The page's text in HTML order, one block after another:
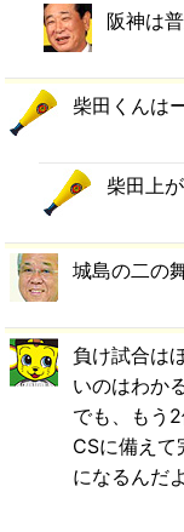
阪神は
柴田くんは
柴田上
城島の二の
負け試合は
いのはわかる
でも、もう
CSに備えて
になるんだ